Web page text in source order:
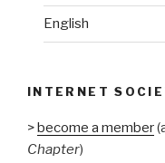
English
INTERNET
> become a member
Chapter)